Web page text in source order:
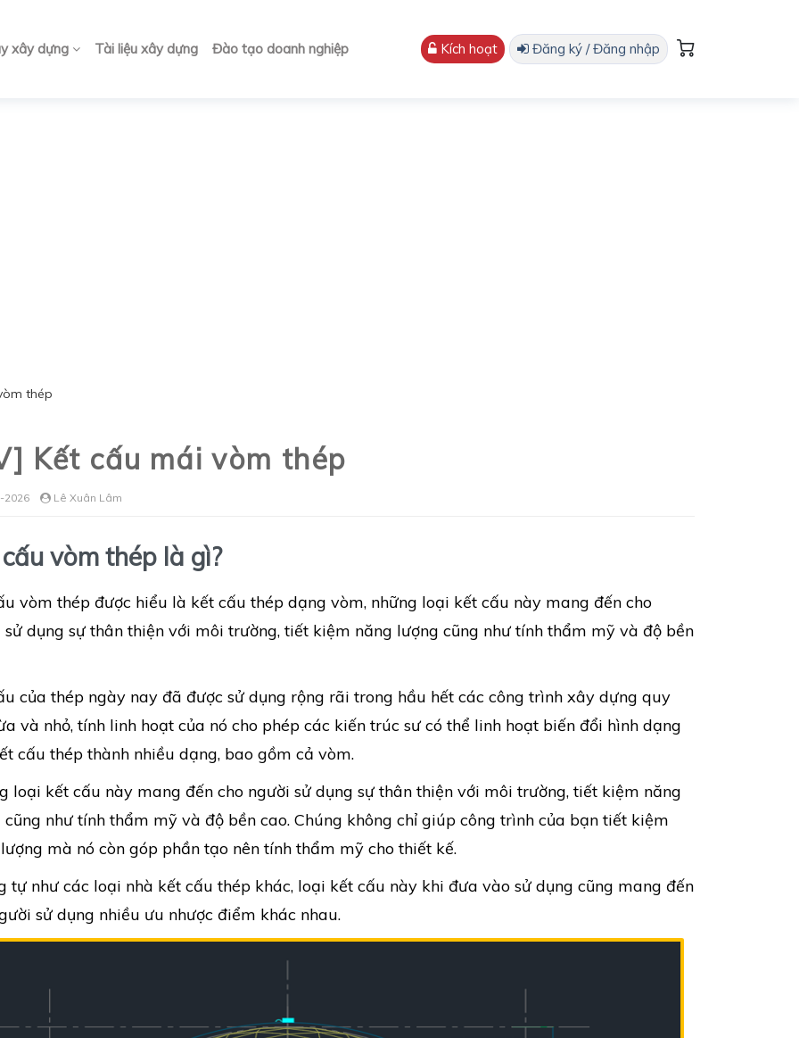
xây dựng Tài liệu xây dựng Đào tạo doanh nghiệp Kích hoạt Đăng ký / Đăng nhập
thép
Kết cấu mái vòm thép
2026 Lê Xuân Lâm
vòm thép là gì?
vòm thép được hiểu là kết cấu thép dạng vòm, những loại kết cấu này mang đến cho
sử dụng sự thân thiện với môi trường, tiết kiệm năng lượng cũng như tính thẩm mỹ và độ bền
của thép ngày nay đã được sử dụng rộng rãi trong hầu hết các công trình xây dựng quy
và nhỏ, tính linh hoạt của nó cho phép các kiến ​​trúc sư có thể linh hoạt biến đổi hình dạng
cấu thép thành nhiều dạng, bao gồm cả vòm.
loại kết cấu này mang đến cho người sử dụng sự thân thiện với môi trường, tiết kiệm năng
cũng như tính thẩm mỹ và độ bền cao. Chúng không chỉ giúp công trình của bạn tiết kiệm
mà nó còn góp phần tạo nên tính thẩm mỹ cho thiết kế.
tự như các loại nhà kết cấu thép khác, loại kết cấu này khi đưa vào sử dụng cũng mang đến
sử dụng nhiều ưu nhược điểm khác nhau.